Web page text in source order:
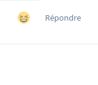
Répondre